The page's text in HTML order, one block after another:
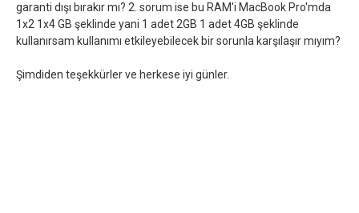
garanti dışı bırakır mı? 2. sorum ise bu RAM'i MacBook Pro'mda
1x2 1x4 GB şeklinde yani 1 adet 2GB 1 adet 4GB şeklinde
kullanırsam kullanımı etkileyebilecek bir sorunla karşılaşır mıyım?
Şimdiden teşekkürler ve herkese iyi günler.